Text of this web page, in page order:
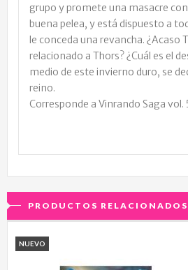
grupo y promete una masacre
buena pelea, y está dispuesto a
le conceda una revancha. ¿Acaso
relacionado a Thors? ¿Cuál es el
medio de este invierno duro, se
reino.
Corresponde a Vinrando Saga vol.
PRODUCTOS RELACIONADOS
NUEVO